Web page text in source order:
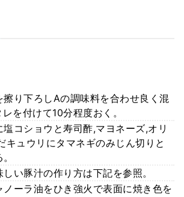
擦り下ろしAの調味料を合わせ良く混
を付けて10分程度おく。
コショウと寿司酢,マヨネーズ,オリ
キュウリにタマネギのみじん切りと
い豚汁の作り方は下記を参照。
ーラ油をひき強火で表面に焼き色を